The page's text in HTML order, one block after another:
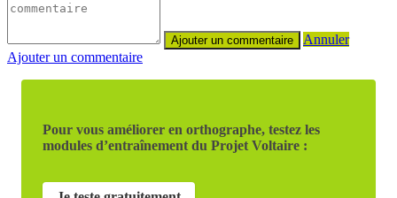
Annuler
Ajouter un commentaire
Pour vous améliorer en orthographe, testez les
modules d’entraînement du Projet Voltaire :